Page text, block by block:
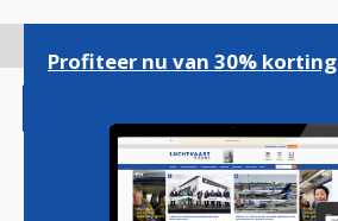
gaan
Profiteer nu van 30% korting